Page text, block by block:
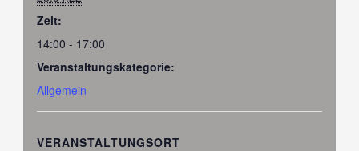
Zeit:
14:00 - 17:00
Veranstaltungskategorie:
Allgemein
VERANSTALTUNGSORT